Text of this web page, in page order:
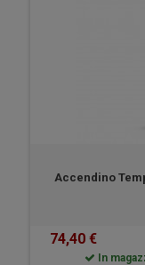
Accendino
74,40 €
In